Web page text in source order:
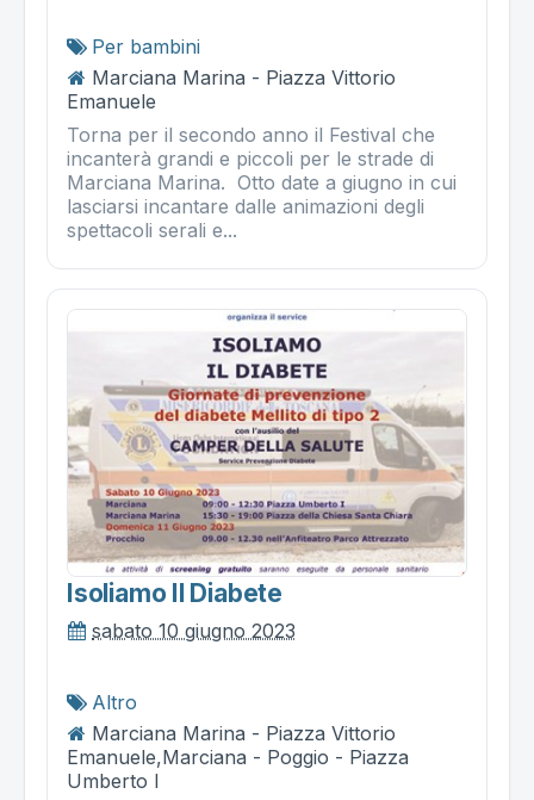
Per bambini
Marciana Marina - Piazza Vittorio
Emanuele
Torna per il secondo anno il Festival che
incanterà grandi e piccoli per le strade di
Marciana Marina. Otto date a giugno in cui
lasciarsi incantare dalle animazioni degli
spettacoli serali e...
Isoliamo Il Diabete
sabato 10 giugno 2023
Altro
Marciana Marina - Piazza Vittorio
Emanuele,Marciana - Poggio - Piazza
Umberto I